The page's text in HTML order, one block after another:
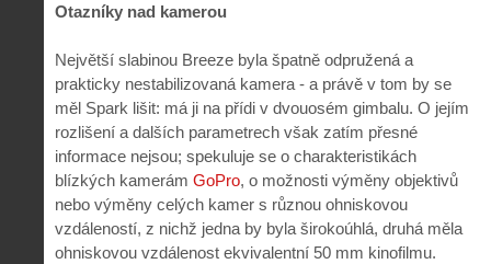
Otazníky nad kamerou
Největší slabinou Breeze byla špatně odpružená a
prakticky nestabilizovaná kamera - a právě v tom by se
měl Spark lišit: má ji na přídi v dvouosém gimbalu. O jejím
rozlišení a dalších parametrech však zatím přesné
informace nejsou; spekuluje se o charakteristikách
blízkých kamerám GoPro, o možnosti výměny objektivů
nebo výměny celých kamer s různou ohniskovou
vzdáleností, z nichž jedna by byla širokoúhlá, druhá měla
ohniskovou vzdálenost ekvivalentní 50 mm kinofilmu.